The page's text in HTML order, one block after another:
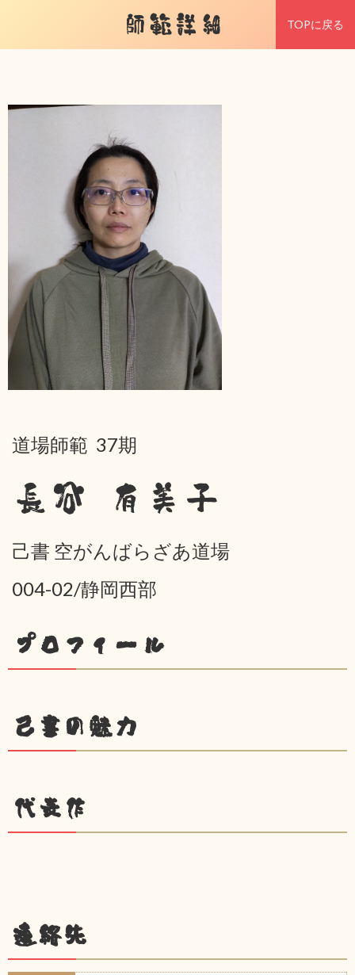
師範詳細 TOPに戻る
道場師範 37期
長谷 有美子
己書 空がんばらざあ道場
004-02/静岡西部
プロフィール
己書の魅力
代表作
連絡先